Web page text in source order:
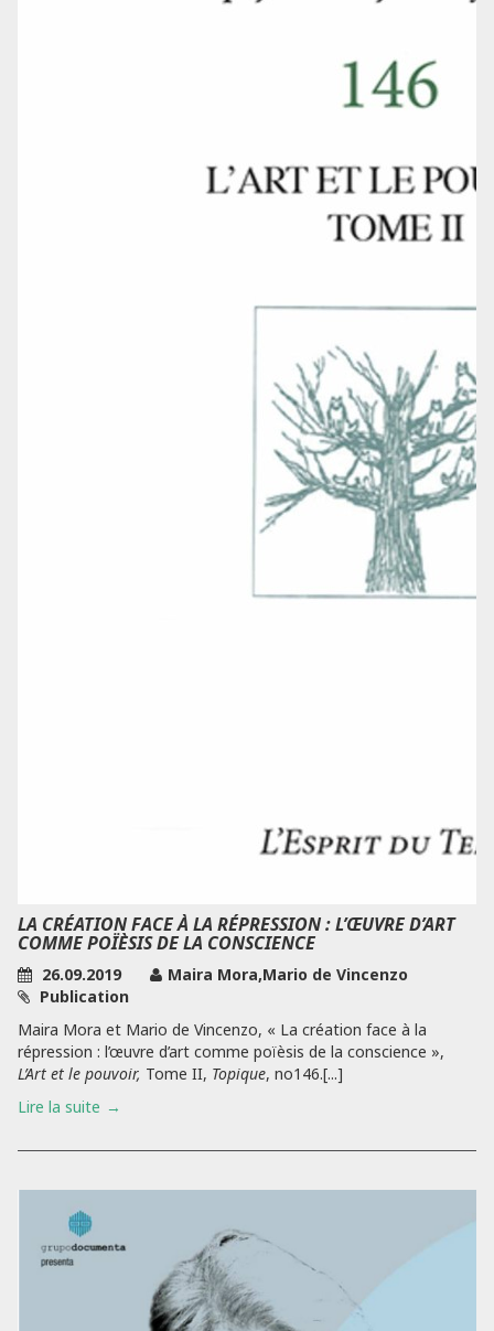
LA CRÉATION FACE À LA RÉPRESSION : L’ŒUVRE D’ART
COMME POÏÈSIS DE LA CONSCIENCE
26.09.2019
Maira Mora,Mario de Vincenzo
Publication
Maira Mora et Mario de Vincenzo, « La création face à la
répression : l’œuvre d’art comme poïèsis de la conscience »,
L’Art et le pouvoir, Tome II, Topique, no146.[...]
Lire la suite